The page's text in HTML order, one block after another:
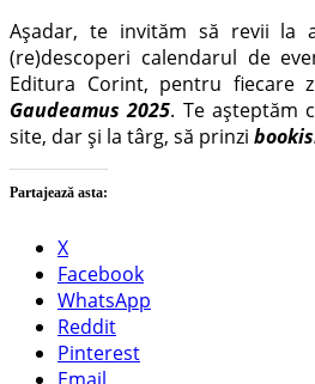
Așadar, te invităm să revii la
(re)descoperi calendarul de
Editura Corint, pentru fiecare
Gaudeamus 2025. Te așteptăm
site, dar și la târg, să prinzi
Partajează asta:
X
Facebook
WhatsApp
Reddit
Pinterest